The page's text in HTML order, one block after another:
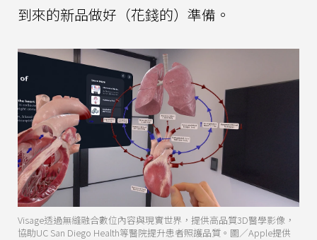
到來的新品做好（花錢的）準備。
Visage透過無縫融合數位內容與現實世界，提供高品質3D醫學影像，
協助UC San Diego Health等醫院提升患者照護品質。圖／Apple提供